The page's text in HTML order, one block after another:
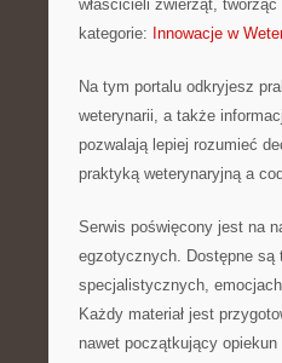
właścicieli zwierząt,
kategorie: Innowacje w
Na tym portalu odkryjesz
weterynarii, a także
pozwalają lepiej rozumieć
praktyką weterynaryjną a
Serwis poświęcony jest na
egzotycznych. Dostępne
specjalistycznych,
Każdy materiał jest
nawet początkujący